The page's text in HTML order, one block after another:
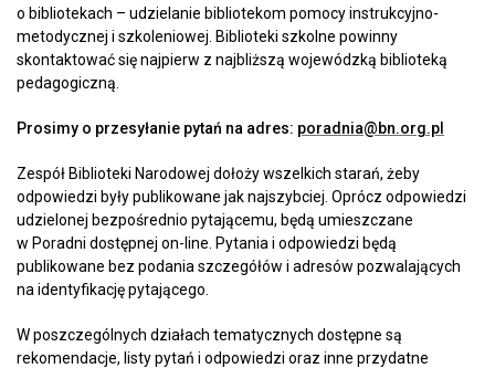
o bibliotekach – udzielanie bibliotekom pomocy instrukcyjno-
metodycznej i szkoleniowej. Biblioteki szkolne powinny
skontaktować się najpierw z najbliższą wojewódzką biblioteką
pedagogiczną.
Prosimy o przesyłanie pytań na adres: poradnia@bn.org.pl
Zespół Biblioteki Narodowej dołoży wszelkich starań, żeby
odpowiedzi były publikowane jak najszybciej. Oprócz odpowiedzi
udzielonej bezpośrednio pytającemu, będą umieszczane
w Poradni dostępnej on-line. Pytania i odpowiedzi będą
publikowane bez podania szczegółów i adresów pozwalających
na identyfikację pytającego.
W poszczególnych działach tematycznych dostępne są
rekomendacje, listy pytań i odpowiedzi oraz inne przydatne